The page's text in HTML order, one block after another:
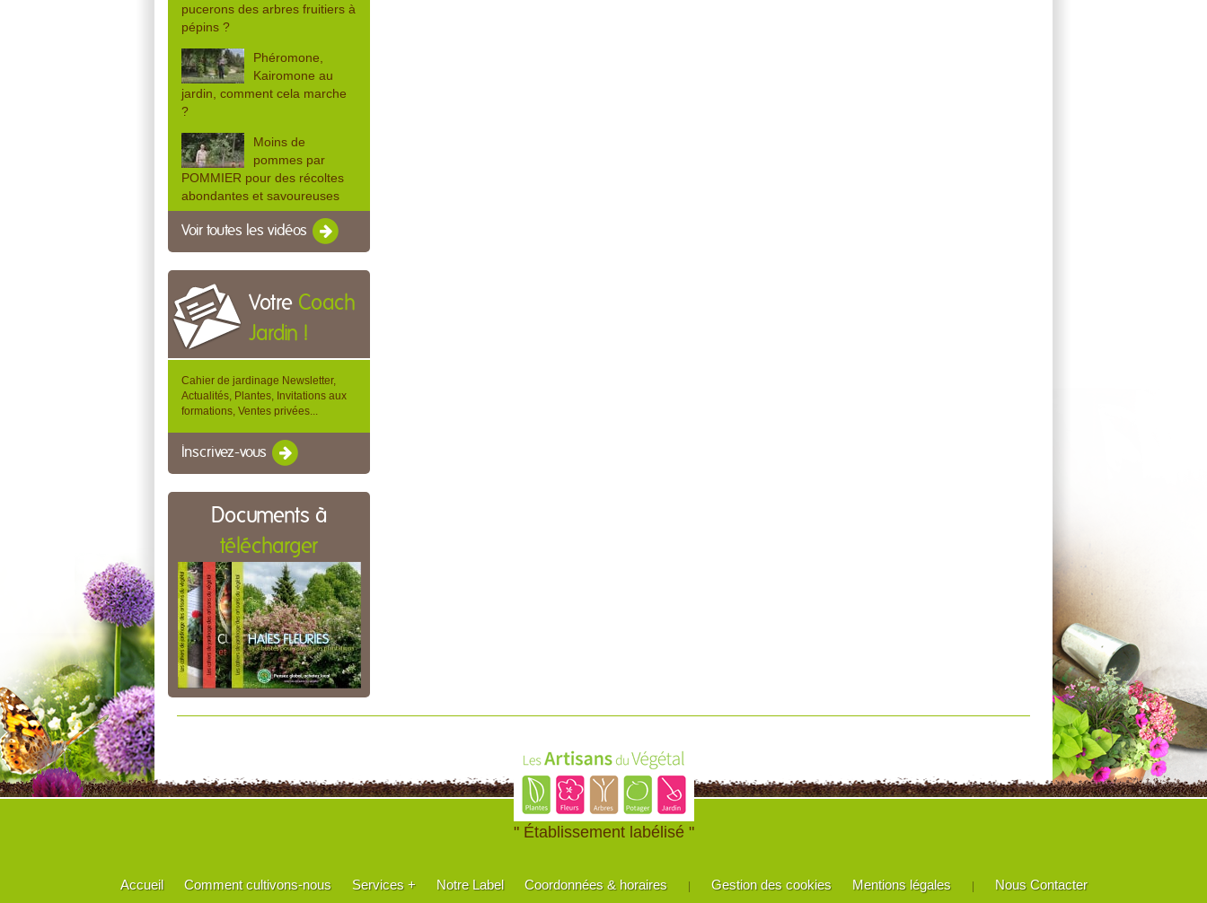
pucerons des arbres fruitiers à
pépins ?
Phéromone,
Kairomone au
jardin, comment cela marche
?
Moins de
pommes par
POMMIER pour des récoltes
abondantes et savoureuses
Voir toutes les vidéos
Votre Coach
Jardin !
Cahier de jardinage Newsletter,
Actualités, Plantes, Invitations aux
formations, Ventes privées...
Inscrivez-vous
Documents à
télécharger
" Établissement labélisé "
Accueil Comment cultivons-nous Services + Notre Label Coordonnées & horaires | Gestion des cookies Mentions légales | Nous Contacter